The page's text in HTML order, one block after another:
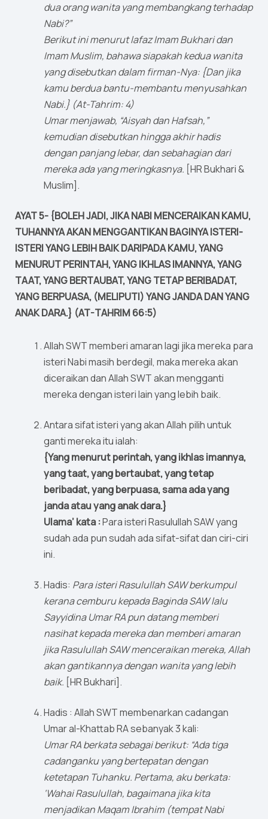
dua orang wanita yang membangkang terhadap
Nabi?”
Berikut ini menurut lafaz Imam Bukhari dan
Imam Muslim, bahawa siapakah kedua wanita
yang disebutkan dalam firman-Nya: {Dan jika
kamu berdua bantu-membantu menyusahkan
Nabi.} (At-Tahrim: 4)
Umar menjawab, “Aisyah dan Hafsah,”
kemudian disebutkan hingga akhir hadis
dengan panjang lebar, dan sebahagian dari
mereka ada yang meringkasnya. [HR Bukhari &
Muslim].
AYAT 5- {BOLEH JADI, JIKA NABI MENCERAIKAN KAMU,
TUHANNYA AKAN MENGGANTIKAN BAGINYA ISTERI-
ISTERI YANG LEBIH BAIK DARIPADA KAMU, YANG
MENURUT PERINTAH, YANG IKHLAS IMANNYA, YANG
TAAT, YANG BERTAUBAT, YANG TETAP BERIBADAT,
YANG BERPUASA, (MELIPUTI) YANG JANDA DAN YANG
ANAK DARA.} (AT-TAHRIM 66:5)
Allah SWT memberi amaran lagi jika mereka para
isteri Nabi masih berdegil, maka mereka akan
diceraikan dan Allah SWT akan mengganti
mereka dengan isteri lain yang lebih baik.
Antara sifat isteri yang akan Allah pilih untuk
ganti mereka itu ialah:
{Yang menurut perintah, yang ikhlas imannya,
yang taat, yang bertaubat, yang tetap
beribadat, yang berpuasa, sama ada yang
janda atau yang anak dara.}
Ulama’ kata :Para isteri Rasulullah SAW yang
sudah ada pun sudah ada sifat-sifat dan ciri-ciri
ini.
Hadis: Para isteri Rasulullah SAW berkumpul
kerana cemburu kepada Baginda SAW lalu
Sayyidina Umar RA pun datang memberi
nasihat kepada mereka dan memberi amaran
jika Rasulullah SAW menceraikan mereka, Allah
akan gantikannya dengan wanita yang lebih
baik. [HR Bukhari].
Hadis : Allah SWT membenarkan cadangan
Umar al-Khattab RA sebanyak 3 kali:
Umar RA berkata sebagai berikut: “Ada tiga
cadanganku yang bertepatan dengan
ketetapan Tuhanku. Pertama, aku berkata:
‘Wahai Rasulullah, bagaimana jika kita
menjadikan Maqam Ibrahim (tempat Nabi